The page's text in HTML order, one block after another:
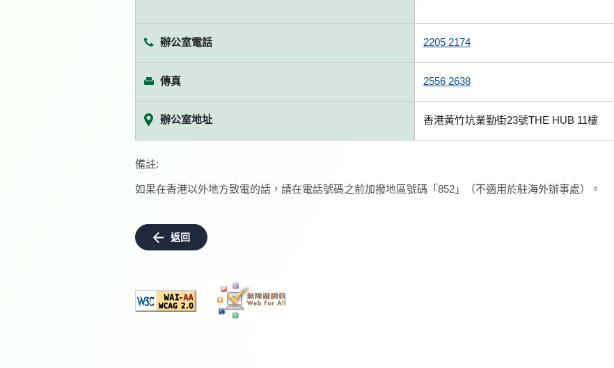
辦公室電話 2205 2174
傳真 2556 2638
辦公室地址 香港黃竹坑業勤街23號THE HUB 11樓
備註:
如果在香港以外地方致電的話，請在電話號碼之前加撥地區號碼「852」（不適用於駐海外辦事處）。
返回